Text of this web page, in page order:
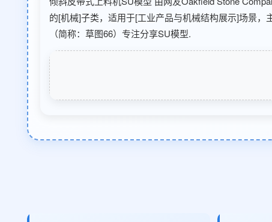
的[机械]子类，适用于[工业产品与机械结构展示]场景
（简称：草图66）专注分享SU模型.